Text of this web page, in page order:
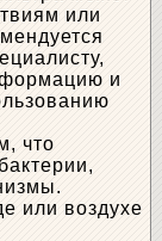
или
и
что
или воздухе